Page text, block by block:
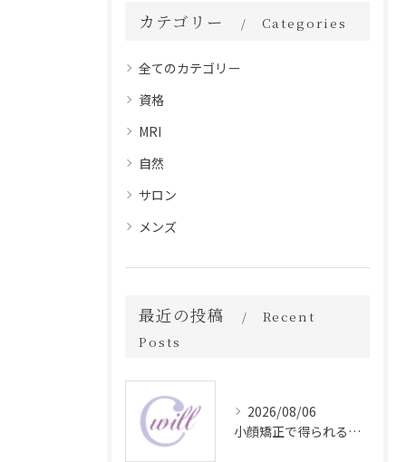
カテゴリー Categories
全てのカテゴリー
資格
MRI
自然
サロン
メンズ
最近の投稿
Recent
Posts
2026/08/06
小顔矯正で得られる顔変化の科学的効果